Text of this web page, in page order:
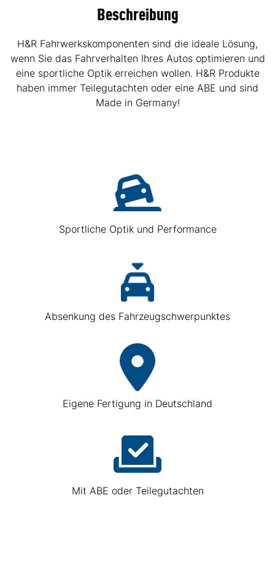
Beschreibung
H&R Fahrwerkskomponenten sind die ideale Lösung,
wenn Sie das Fahrverhalten Ihres Autos optimieren und
eine sportliche Optik erreichen wollen. H&R Produkte
haben immer Teilegutachten oder eine ABE und sind
Made in Germany!
Sportliche Optik und Performance
Absenkung des Fahrzeugschwerpunktes
Eigene Fertigung in Deutschland
Mit ABE oder Teilegutachten